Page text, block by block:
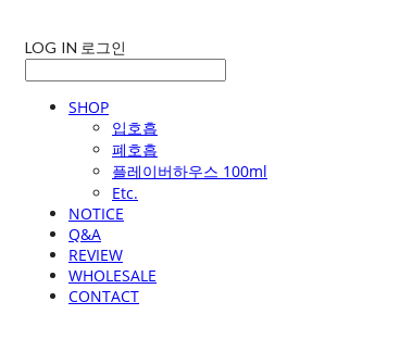
LOG IN 로그인
SHOP
입호흡
폐호흡
플레이버하우스 100ml
Etc.
NOTICE
Q&A
REVIEW
WHOLESALE
CONTACT